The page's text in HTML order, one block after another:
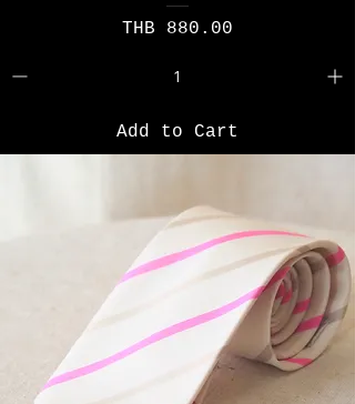
Price
THB 880.00
Add to Cart